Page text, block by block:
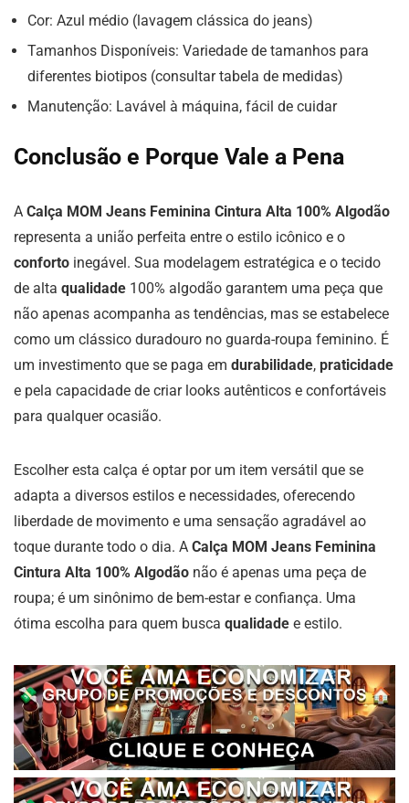
Cor: Azul médio (lavagem clássica do jeans)
Tamanhos Disponíveis: Variedade de tamanhos para
diferentes biotipos (consultar tabela de medidas)
Manutenção: Lavável à máquina, fácil de cuidar
Conclusão e Porque Vale a Pena
A Calça MOM Jeans Feminina Cintura Alta 100% Algodão
representa a união perfeita entre o estilo icônico e o
conforto inegável. Sua modelagem estratégica e o tecido
de alta qualidade 100% algodão garantem uma peça que
não apenas acompanha as tendências, mas se estabelece
como um clássico duradouro no guarda-roupa feminino. É
um investimento que se paga em durabilidade, praticidade
e pela capacidade de criar looks autênticos e confortáveis
para qualquer ocasião.
Escolher esta calça é optar por um item versátil que se
adapta a diversos estilos e necessidades, oferecendo
liberdade de movimento e uma sensação agradável ao
toque durante todo o dia. A Calça MOM Jeans Feminina
Cintura Alta 100% Algodão não é apenas uma peça de
roupa; é um sinônimo de bem-estar e confiança. Uma
ótima escolha para quem busca qualidade e estilo.